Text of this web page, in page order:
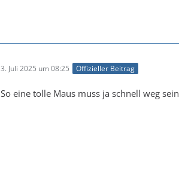
3. Juli 2025 um 08:25 Offizieller Beitrag
So eine tolle Maus muss ja schnell weg sein